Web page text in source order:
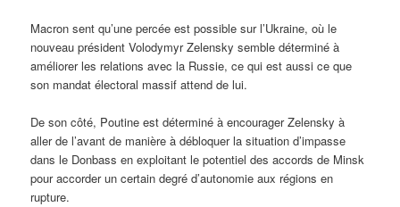
Macron sent qu’une percée est possible sur l’Ukraine, où le
nouveau président Volodymyr Zelensky semble déterminé à
améliorer les relations avec la Russie, ce qui est aussi ce que
son mandat électoral massif attend de lui.
De son côté, Poutine est déterminé à encourager Zelensky à
aller de l’avant de manière à débloquer la situation d’impasse
dans le Donbass en exploitant le potentiel des accords de Minsk
pour accorder un certain degré d’autonomie aux régions en
rupture.